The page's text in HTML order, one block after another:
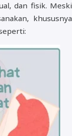
dan fisik. Meski
khususnya